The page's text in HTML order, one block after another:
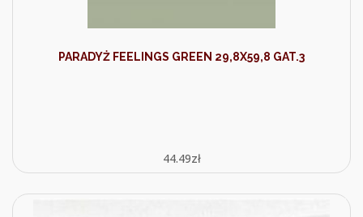
PARADYŻ FEELINGS GREEN 29,8X59,8 GAT.3
44.49zł